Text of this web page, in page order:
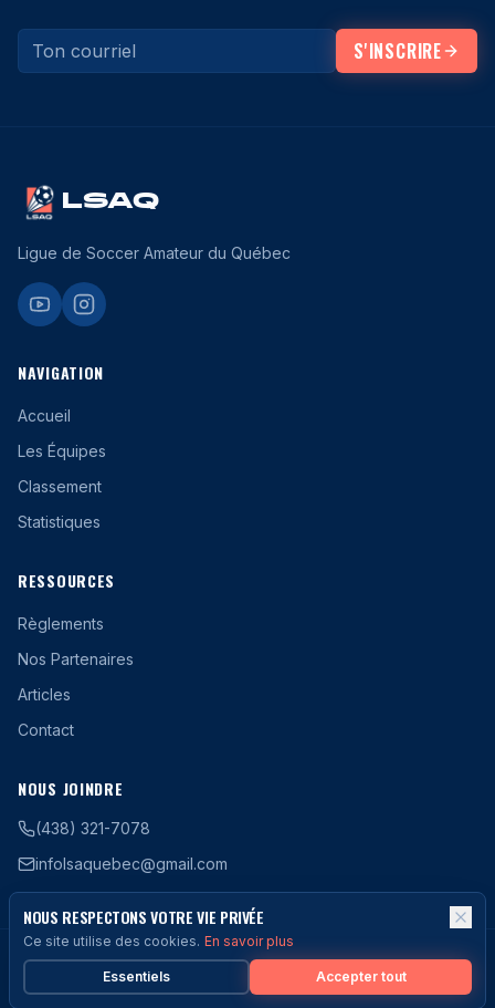
S'INSCRIRE
LSAQ
Ligue de Soccer Amateur du Québec
NAVIGATION
Accueil
Les Équipes
Classement
Statistiques
RESSOURCES
Règlements
Nos Partenaires
Articles
Contact
NOUS JOINDRE
(438) 321-7078
infolsaquebec@gmail.com
©2026LSAQ -Ligue de Soccer Amateur du Québec.Tous droits
Politique de confidentialitéConditions d'utilisation
NOUS RESPECTONS VOTRE VIE PRIVÉE
Ce site utilise des cookies. En savoir plus
Essentiels Accepter tout